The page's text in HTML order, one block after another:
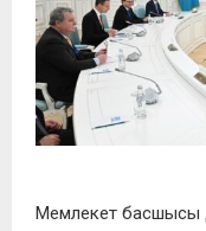
Мемлекет басшысы